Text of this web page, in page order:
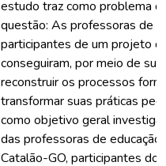
estudo traz como problema
questão: As professoras de
participantes de um projeto
conseguiram, por meio de
reconstruir os processos
transformar suas práticas
como objetivo geral
das professoras de
Catalão-GO, participantes do